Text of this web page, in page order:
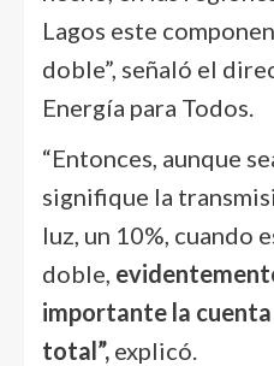
Lagos este
doble”, señaló el
Energía para Todos.
“Entonces, aunque
signifique la
luz, un 10%, cuando
doble,
importante la cuenta
total”, explicó.